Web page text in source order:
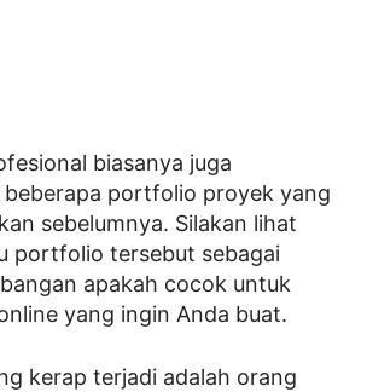
biasanya juga
beberapa portfolio proyek yang
sebelumnya. Silakan lihat
portfolio tersebut sebagai
apakah cocok untuk
yang ingin Anda buat.
kerap terjadi adalah orang